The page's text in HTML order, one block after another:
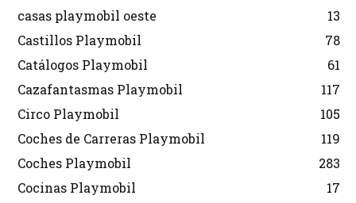
casas playmobil oeste
13
Castillos Playmobil
78
Catálogos Playmobil
61
Cazafantasmas Playmobil
117
Circo Playmobil
105
Coches de Carreras Playmobil
119
Coches Playmobil
283
Cocinas Playmobil
17